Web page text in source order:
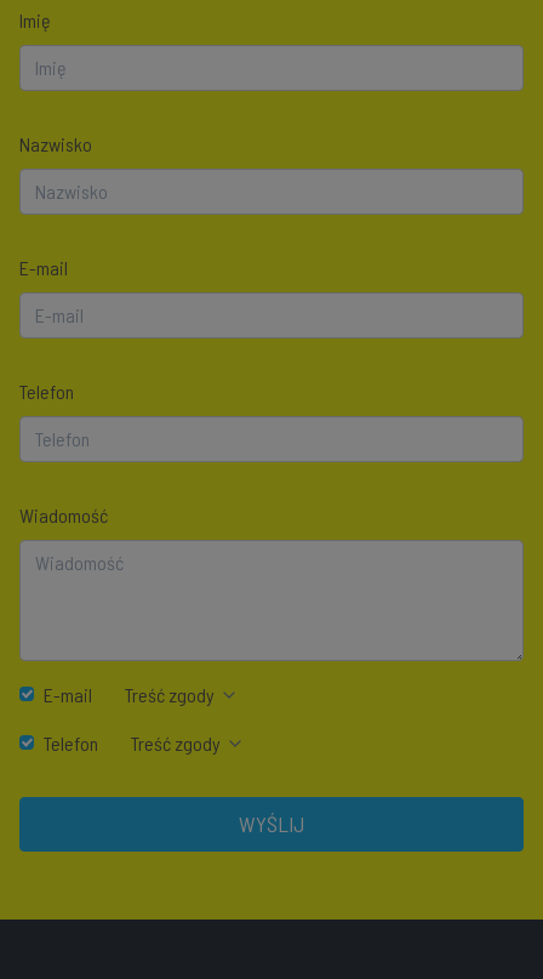
Imię
Nazwisko
E-mail
Telefon
Wiadomość
E-mail Treść zgody
Telefon Treść zgody
WYŚLIJ